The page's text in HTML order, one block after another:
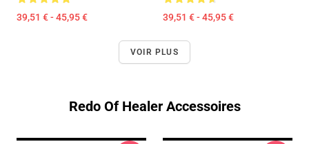
39,51 € - 45,95 € 39,51 € - 45,95 €
VOIR PLUS
Redo Of Healer Accessoires